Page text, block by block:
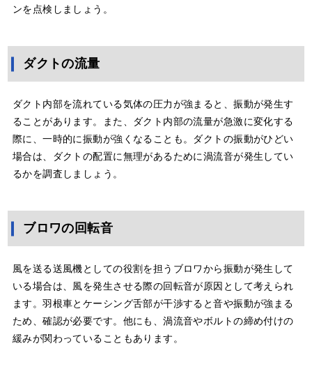
ンを点検しましょう。
ダクトの流量
ダクト内部を流れている気体の圧力が強まると、振動が発生す
ることがあります。また、ダクト内部の流量が急激に変化する
際に、一時的に振動が強くなることも。ダクトの振動がひどい
場合は、ダクトの配置に無理があるために渦流音が発生してい
るかを調査しましょう。
ブロワの回転音
風を送る送風機としての役割を担うブロワから振動が発生して
いる場合は、風を発生させる際の回転音が原因として考えられ
ます。羽根車とケーシング舌部が干渉すると音や振動が強まる
ため、確認が必要です。他にも、渦流音やボルトの締め付けの
緩みが関わっていることもあります。